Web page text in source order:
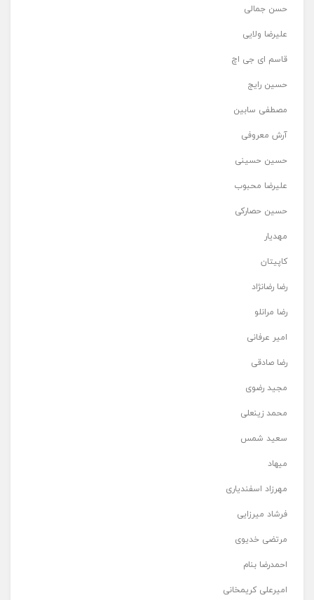
حسن جمالی
علیرضا ولایی
قاسم ای جی اچ
حسین رایج
مصطفی سابین
آرش معروفی
حسین حسینی
علیرضا محبوب
حسین حصارکی
مهدیار
کاپیتان
رضا رضانژاد
رضا مرانلو
امیر عرفانی
رضا صادقی
مجید رضوی
محمد زینعلی
سعید شمس
میهاد
مهرزاد اسفندیاری
فرشاد میرزایی
مرتضی خدیوی
احمدرضا بنام
امیرعلی کریمخانی